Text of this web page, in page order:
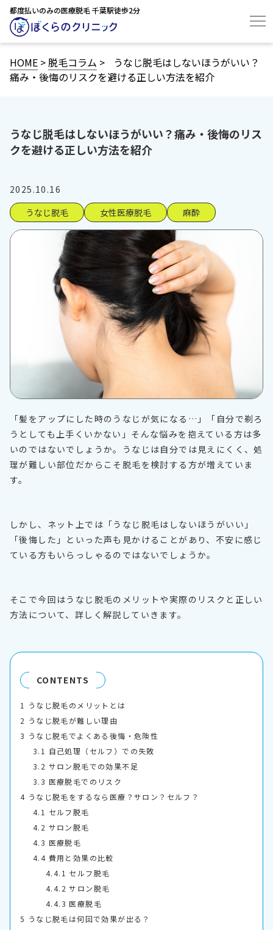
都度払いのみの医療脱毛 千葉駅徒歩2分
HOME >脱毛コラム >
うなじ脱毛はしないほうがいい？
痛み・後悔のリスクを避ける正しい方法を紹介
うなじ脱毛はしないほうがいい？痛み・後悔のリス
クを避ける正しい方法を紹介
2025.10.16
うなじ脱毛
女性医療脱毛 麻酔
「髪をアップにした時のうなじが気になる…」「自分で剃ろ
うとしても上手くいかない」そんな悩みを抱えている方は多
いのではないでしょうか。うなじは自分では見えにくく、処
理が難しい部位だからこそ脱毛を検討する方が増えていま
す。
しかし、ネット上では「うなじ脱毛はしないほうがいい」
「後悔した」といった声も見かけることがあり、不安に感じ
ている方もいらっしゃるのではないでしょうか。
そこで今回はうなじ脱毛のメリットや実際のリスクと正しい
方法について、詳しく解説していきます。
CONTENTS
1
うなじ脱毛のメリットとは
2 うなじ脱毛が難しい理由
3 うなじ脱毛でよくある後悔・危険性
3.1 自己処理（セルフ）での失敗
3.2 サロン脱毛での効果不足
3.3 医療脱毛でのリスク
4 うなじ脱毛をするなら医療？サロン？セルフ？
4.1 セルフ脱毛
4.2 サロン脱毛
4.3 医療脱毛
4.4 費用と効果の比較
4.4.1 セルフ脱毛
4.4.2 サロン脱毛
4.4.3 医療脱毛
5 うなじ脱毛は何回で効果が出る？